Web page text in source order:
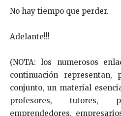
No hay tiempo que perder.
Adelante!!!
(NOTA: los numerosos
continuación
conjunto, un material
profesores, tutores,
emprendedores,